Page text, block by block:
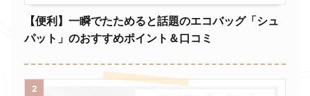
【便利】一瞬でたためると話題のエコバッグ「シュ
パット」のおすすめポイント＆口コミ
2